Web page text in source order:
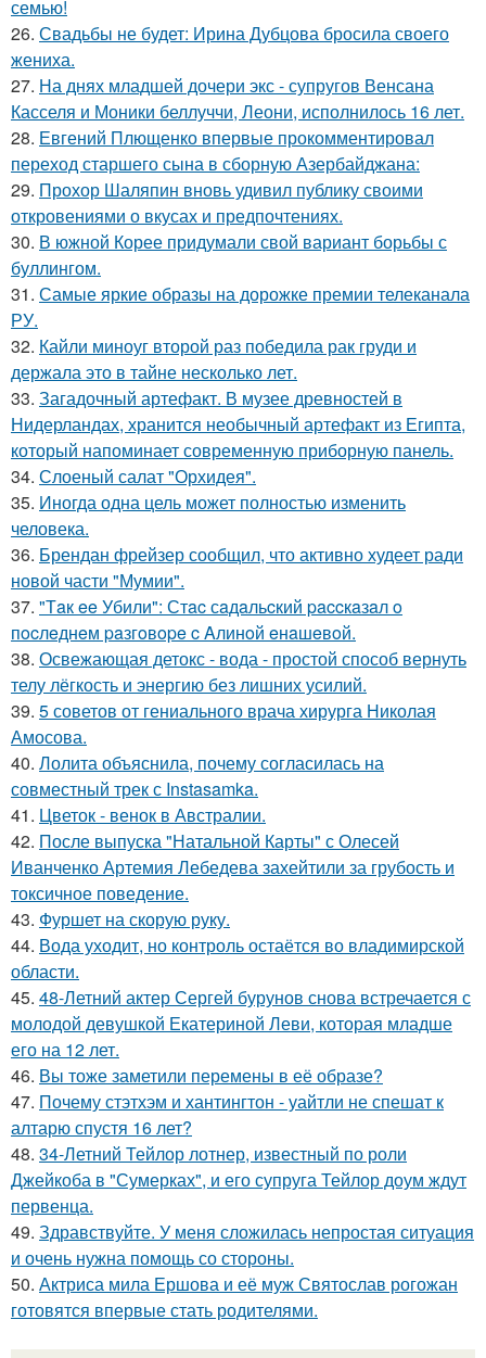
семью!
26. Свадьбы не будет: Ирина Дубцова бросила своего
жениха.
27. На днях младшей дочери экс - супругов Венсана
Касселя и Моники беллуччи, Леони, исполнилось 16 лет.
28. Евгений Плющенко впервые прокомментировал
переход старшего сына в сборную Азербайджана:
29. Прохор Шаляпин вновь удивил публику своими
откровениями о вкусах и предпочтениях.
30. В южной Корее придумали свой вариант борьбы с
буллингом.
31. Самые яркие образы на дорожке премии телеканала
РУ.
32. Кайли миноуг второй раз победила рак груди и
держала это в тайне несколько лет.
33. Загадочный артефакт. В музее древностей в
Нидерландах, хранится необычный артефакт из Египта,
который напоминает современную приборную панель.
34. Слоеный салат "Орхидея".
35. Иногда одна цель может полностью изменить
человека.
36. Брендан фрейзер сообщил, что активно худеет ради
новой части "Мумии".
37. "Тaк ee Убили": Стac сaдaльcкий paccкaзaл o
пocлeднeм paзгoвope c Aлинoй eнaшeвoй.
38. Освежающая детокс - вода - простой способ вернуть
телу лёгкость и энергию без лишних усилий.
39. 5 советов от гениального врача хирурга Николая
Амосова.
40. Лолита объяснила, почему согласилась на
совместный трек с Instasamka.
41. Цветок - венок в Австралии.
42. После выпуска "Натальной Карты" с Олесей
Иванченко Артемия Лебедева захейтили за грубость и
токсичное поведение.
43. Фуршет на скорую руку.
44. Вода уходит, но контроль остаётся во владимирской
области.
45. 48-Летний актер Сергей бурунов снова встречается с
молодой девушкой Екатериной Леви, которая младше
его на 12 лет.
46. Вы тоже заметили перемены в её образе?
47. Почему стэтхэм и хантингтон - уайтли не спешат к
алтарю спустя 16 лет?
48. 34-Летний Тейлор лотнер, известный по роли
Джейкоба в "Сумерках", и его супруга Тейлор доум ждут
первенца.
49. Здравствуйте. У меня сложилась непростая ситуация
и очень нужна помощь со стороны.
50. Актриса мила Ершова и её муж Святослав рогожан
готовятся впервые стать родителями.